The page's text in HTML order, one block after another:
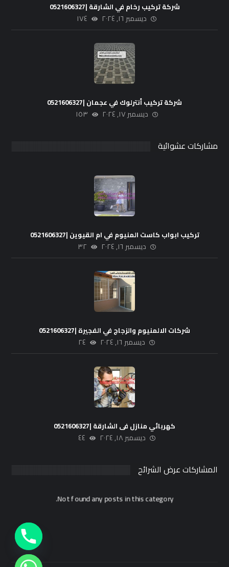
شركة تركيب رخام في الشارقة |0521606327
ديسمبر ١٦, ٢٠٢٤ ١٧٤
شركة تركيب أنترلوك في عجمان |0521606327
ديسمبر ١٧, ٢٠٢٤ ١٥٣
مشاركات عشوائية
تركيب ابواب كاست المنيوم في ام القيوين |0521606327
ديسمبر ١٦, ٢٠٢٤ ٣٢
شركات الالمنيوم والزجاج في الفجيرة |0521606327
ديسمبر ١٦, ٢٠٢٤ ٢٤
كهربائي منازل فى الشارقة |0521606327
ديسمبر ١٨, ٢٠٢٤ ٤٤
المشاركات عرض الشرائح
Not found any posts in this category.